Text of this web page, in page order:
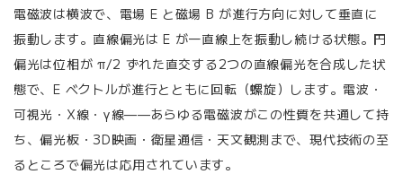
電磁波は横波で、電場 E と磁場 B が進行方向に対して垂直に
振動します。直線偏光は E が一直線上を振動し続ける状態。円
偏光は位相が π/2 ずれた直交する2つの直線偏光を合成した状
態で、E ベクトルが進行とともに回転（螺旋）します。電波・
可視光・X線・γ線——あらゆる電磁波がこの性質を共通して持
ち、偏光板・3D映画・衛星通信・天文観測まで、現代技術の至
るところで偏光は応用されています。